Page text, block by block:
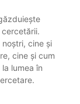
cine și
cine și cum
lumea în